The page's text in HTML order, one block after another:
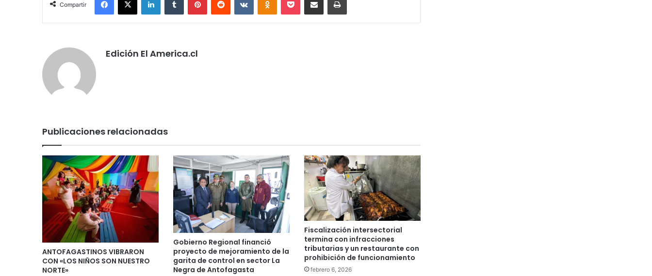
Compartir
Edición El America.cl
Publicaciones relacionadas
ANTOFAGASTINOS VIBRARON
CON «LOS NIÑOS SON NUESTRO
NORTE»
Gobierno Regional financió
proyecto de mejoramiento de la
garita de control en sector La
Negra de Antofagasta
Fiscalización intersectorial
termina con infracciones
tributarias y un restaurante con
prohibición de funcionamiento
febrero 6, 2026